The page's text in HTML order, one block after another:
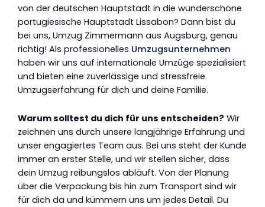
von der deutschen Hauptstadt in die wunderschöne
portugiesische Hauptstadt Lissabon? Dann bist du
bei uns, Umzug Zimmermann aus Augsburg, genau
richtig! Als professionelles Umzugsunternehmen
haben wir uns auf internationale Umzüge spezialisiert
und bieten eine zuverlässige und stressfreie
Umzugserfahrung für dich und deine Familie.
Warum solltest du dich für uns entscheiden? Wir
zeichnen uns durch unsere langjährige Erfahrung und
unser engagiertes Team aus. Bei uns steht der Kunde
immer an erster Stelle, und wir stellen sicher, dass
dein Umzug reibungslos abläuft. Von der Planung
über die Verpackung bis hin zum Transport sind wir
für dich da und kümmern uns um jedes Detail. Du